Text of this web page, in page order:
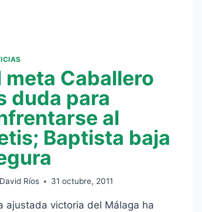
meta Caballero
duda para
al
Baptista baja
David Ríos 31 octubre, 2011
ajustada victoria del Málaga ha